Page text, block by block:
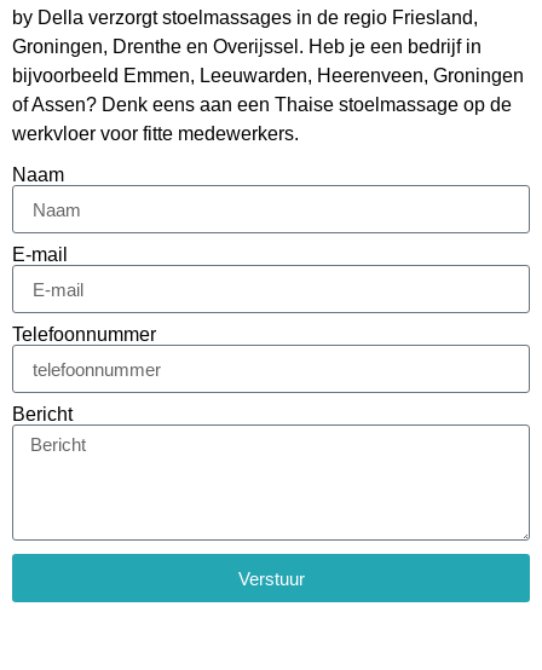
by Della verzorgt stoelmassages in de regio Friesland,
Groningen, Drenthe en Overijssel. Heb je een bedrijf in
bijvoorbeeld Emmen, Leeuwarden, Heerenveen, Groningen
of Assen? Denk eens aan een Thaise stoelmassage op de
werkvloer voor fitte medewerkers.
Naam
E-mail
Telefoonnummer
Bericht
Verstuur